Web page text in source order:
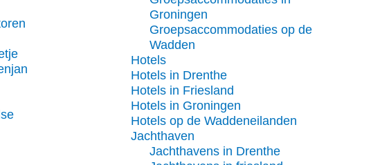
Groningen
Groepsaccommodaties op de
Wadden
Hotels
Hotels in Drenthe
Hotels in Friesland
Hotels in Groningen
Hotels op de Waddeneilanden
Jachthaven
Jachthavens in Drenthe